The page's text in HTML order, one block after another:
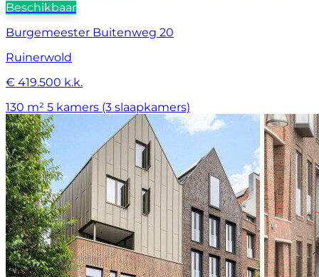
Beschikbaar
Burgemeester Buitenweg 20
Ruinerwold
€ 419.500 k.k.
130 m² 5 kamers (3 slaapkamers)